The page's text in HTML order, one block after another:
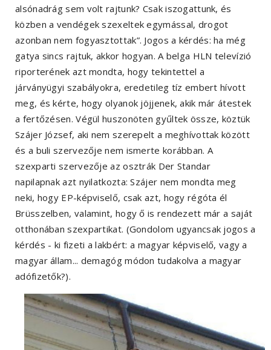
alsónadrág sem volt rajtunk? Csak iszogattunk, és
közben a vendégek szexeltek egymással, drogot
azonban nem fogyasztottak”. Jogos a kérdés: ha még
gatya sincs rajtuk, akkor hogyan. A belga HLN televízió
riporterének azt mondta, hogy tekintettel a
járványügyi szabályokra, eredetileg tíz embert hívott
meg, és kérte, hogy olyanok jöjjenek, akik már átestek
a fertőzésen. Végül huszonöten gyűltek össze, köztük
Szájer József, aki nem szerepelt a meghívottak között
és a buli szervezője nem ismerte korábban. A
szexparti szervezője az osztrák Der Standar
napilapnak azt nyilatkozta: Szájer nem mondta meg
neki, hogy EP-képviselő, csak azt, hogy régóta él
Brüsszelben, valamint, hogy ő is rendezett már a saját
otthonában szexpartikat. (Gondolom ugyancsak jogos a
kérdés - ki fizeti a lakbért: a magyar képviselő, vagy a
magyar állam... demagóg módon tudakolva a magyar
adófizetők?).